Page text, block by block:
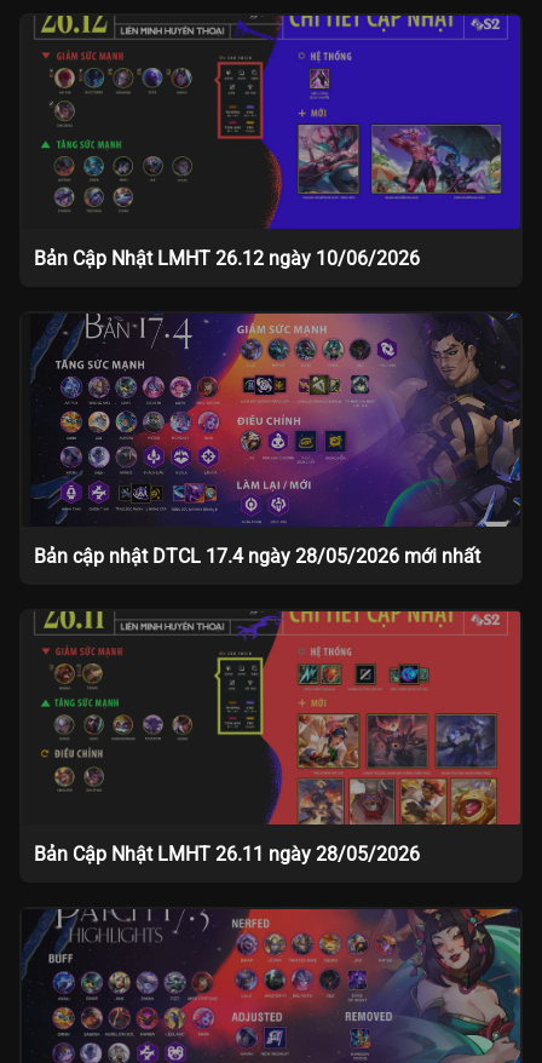
Bản Cập Nhật LMHT 26.12 ngày 10/06/2026
Bản cập nhật DTCL 17.4 ngày 28/05/2026 mới nhất
Bản Cập Nhật LMHT 26.11 ngày 28/05/2026